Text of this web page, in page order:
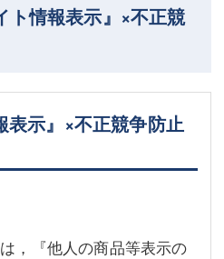
情報表示』×不正競
表示』×不正競争防止
，『他人の商品等表示の